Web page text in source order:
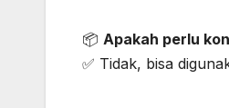
📦 Apakah perlu
✅ Tidak, bisa